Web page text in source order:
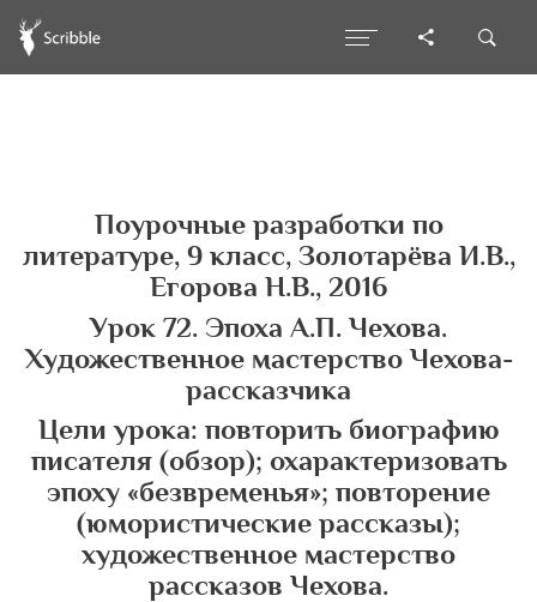
Поурочные разработки по
литературе, 9 класс, Золотарёва И.В.,
Егорова Н.В., 2016
Урок 72. Эпоха А.П. Чехова.
Художественное мастерство Чехова-
рассказчика
Цели урока: повторить биографию
писателя (обзор); охарактеризовать
эпоху «безвременья»; повторение
(юмористические рассказы);
художественное мастерство
рассказов Чехова.